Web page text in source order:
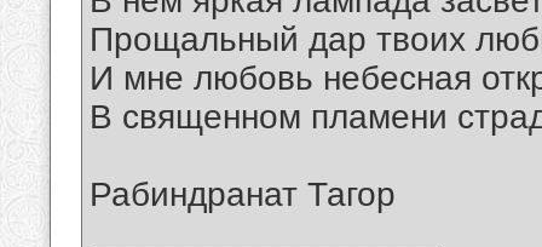
Прощальный дар твоих
И мне любовь небесная
В священном пламени
Рабиндранат Тагор